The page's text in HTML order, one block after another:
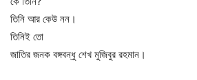
তিনি আর কেউ নন।
তিনিই তো
জাতির জনক বঙ্গবন্ধু শেখ মুজিবুর রহমান।